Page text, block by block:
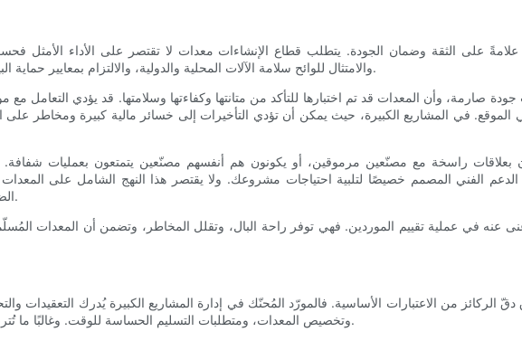
على الثقة وضمان الجودة. يتطلب قطاع الإنشاءات معدات لا تقتصر على الأداء الأمثل
المعتمدون بهذه المعايير الصناعية، والتي قد تشمل شهادات ISO، والامتثال للوائح سلامة الآلات المحلية والدولية، والالتزام بمعايير حماية البيئة.
صارمة، وأن المعدات قد تم اختبارها للتأكد من متانتها وكفاءتها وسلامتها. قد يؤدي التعامل
في المشاريع الكبيرة، حيث يمكن أن تؤدي التأخيرات إلى خسائر مالية كبيرة ومخاطر
بعلاقات راسخة مع مصنّعين مرموقين، أو يكونون هم أنفسهم مصنّعين يتمتعون بعمليات
الدعم الفني المصمم خصيصًا لتلبية احتياجات مشروعك. ولا يقتصر هذا النهج الشامل على
الضمان، وكلها عناصر أساسية لاستمرارية العمليات على المدى الطويل.
غنى عنه في عملية تقييم الموردين. فهي توفر راحة البال، وتقلل المخاطر، وتضمن أن المعدات
من الاعتبارات الأساسية. فالمورّد المُحنّك في إدارة المشاريع الكبيرة يُدرك التعقيدات
وتخصيص المعدات، ومتطلبات التسليم الحساسة للوقت. وغالبًا ما تُترجم الخبرة إلى عملية شراء أكثر سلاسة وأداء أكثر موثوقية للمعدات.